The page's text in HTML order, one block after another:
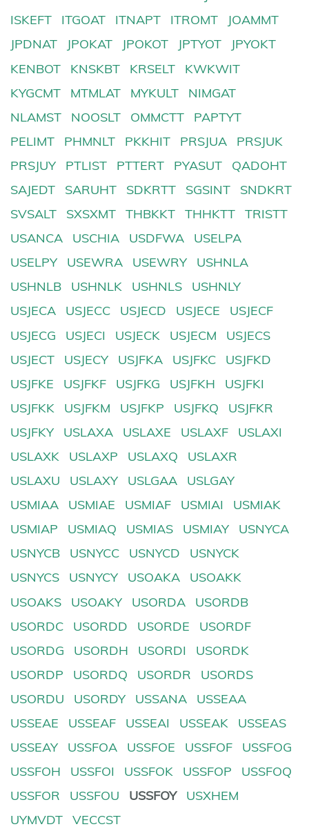
ISKEFT
ITGOAT ITNAPT ITROMT
JOAMMT
JPDNAT
JPOKAT JPOKOT JPTYOT
JPYOKT
KENBOT
KNSKBT KRSELT
KWKWIT
KYGCMT
MTMLAT MYKULT
NIMGAT
NLAMST
NOOSLT OMMCTT
PAPTYT
PELIMT
PHMNLT PKKHIT PRSJUA
PRSJUK
PRSJUY
PTLIST PTTERT PYASUT
QADOHT
SAJEDT
SARUHT SDKRTT SGSINT
SNDKRT
SVSALT
SXSXMT THBKKT THHKTT
TRISTT
USANCA
USCHIA USDFWA
USELPA
USELPY
USEWRA USEWRY
USHNLA
USHNLB
USHNLK USHNLS
USHNLY
USJECA
USJECC USJECD USJECE
USJECF
USJECG
USJECI USJECK USJECM
USJECS
USJECT
USJECY USJFKA USJFKC
USJFKD
USJFKE
USJFKF USJFKG USJFKH
USJFKI
USJFKK
USJFKM USJFKP USJFKQ
USJFKR
USJFKY
USLAXA USLAXE USLAXF
USLAXI
USLAXK
USLAXP USLAXQ
USLAXR
USLAXU
USLAXY USLGAA
USLGAY
USMIAA
USMIAE USMIAF USMIAI
USMIAK
USMIAP
USMIAQ USMIAS USMIAY
USNYCA
USNYCB
USNYCC USNYCD
USNYCK
USNYCS
USNYCY USOAKA
USOAKK
USOAKS
USOAKY USORDA
USORDB
USORDC
USORDD USORDE
USORDF
USORDG
USORDH USORDI
USORDK
USORDP
USORDQ USORDR
USORDS
USORDU
USORDY USSANA
USSEAA
USSEAE
USSEAF USSEAI USSEAK
USSEAS
USSEAY
USSFOA USSFOE USSFOF
USSFOG
USSFOH
USSFOI USSFOK USSFOP
USSFOQ
USSFOR
USSFOU USSFOY
USXHEM
UYMVDT
VECCST